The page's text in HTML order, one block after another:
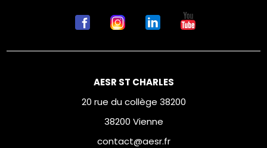
AESR ST CHARLES
20 rue du collège 38200
38200 Vienne
contact@aesr.fr